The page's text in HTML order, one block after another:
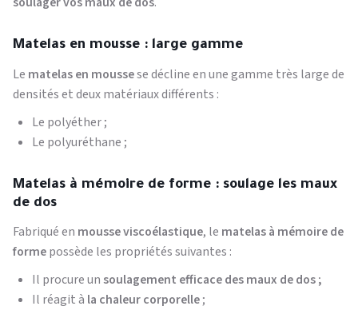
Matelas en mousse : large gamme
Le matelas en moussese décline en une gamme très large de
densités et deux matériaux différents :
Le polyéther ;
Le polyuréthane ;
Matelas à mémoire de forme : soulage les maux
de dos
Fabriqué en mousse viscoélastique, le matelas à mémoire de
formepossède les propriétés suivantes :
Il procure unsoulagement efficace des maux de dos ;
Il réagit à la chaleur corporelle;